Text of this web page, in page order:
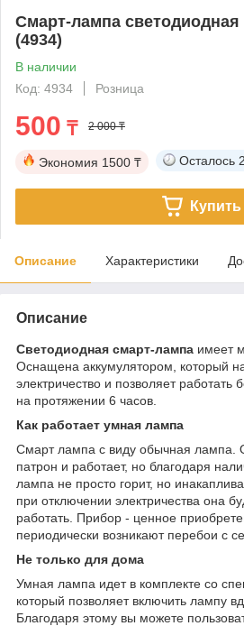
Смарт-лампа
(4934)
В наличии
Код: 4934
Розница
500 ₸ 2 000 ₸
Экономия 1500 ₸ Осталось
Купить
Описание Характеристики
Описание
Светодиодная смарт-лампа имеет
Оснащена аккумулятором, который
электричество и позволяет работать
на протяжении 6 часов.
Как работает умная лампа
Смарт лампа с виду обычная лампа.
патрон и работает, но благодаря
лампа не просто горит, но
при отключении электричества она
работать. Прибор - ценное
периодически возникают перебои с
Не только для дома
Умная лампа идет в комплекте со
который позволяет включить лампу
Благодаря этому вы можете